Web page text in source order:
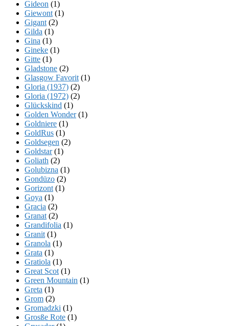
Gideon (1)
Giewont (1)
Gigant (2)
Gilda (1)
Gina (1)
Gineke (1)
Gitte (1)
Gladstone (2)
Glasgow Favorit (1)
Gloria (1937) (2)
Gloria (1972) (2)
Glückskind (1)
Golden Wonder(1)
Goldniere (1)
GoldRus (1)
Goldsegen (2)
Goldstar(1)
Goliath (2)
Golubizna (1)
Gondüzo (2)
Gorizont (1)
Goya (1)
Gracia (2)
Granat (2)
Grandifolia (1)
Granit (1)
Granola (1)
Grata (1)
Gratiola (1)
Great Scot (1)
Green Mountain (1)
Greta (1)
Grom (2)
Gromadzki (1)
Grosße Rote (1)